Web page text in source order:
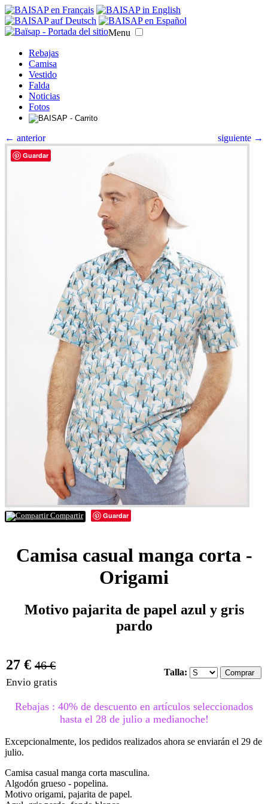
Menu
Rebajas
Camisa
Vestido
Falda
Noticias
Fotos
siguiente →
← anterior
Compartir Guardar
Camisa casual manga corta -
Origami
Motivo pajarita de papel azul y gris
pardo
27 € 46 €
Envio gratis
Talla:
Rebajas : 40% de descuento en artículos seleccionados
hasta el 28 de julio a medianoche!
Excepcionalmente, los pedidos realizados ahora se enviarán el 29 de
julio.
Camisa casual manga corta masculina.
Algodón grueso - popelina.
Motivo origami, pajarita de papel.
Guardar